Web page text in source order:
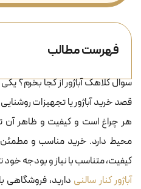
فهرست مطالب
سوال کلاهک آباژور از کجا بخرم؟
قصد خرید آباژور یا تجهیزات
هر چراغ است و کیفیت و ظاهر آن
محیط دارد. خرید مناسب و
کیفیت، متناسب با نیاز و بودجه خود
آباژور کنار سالنی دارید،